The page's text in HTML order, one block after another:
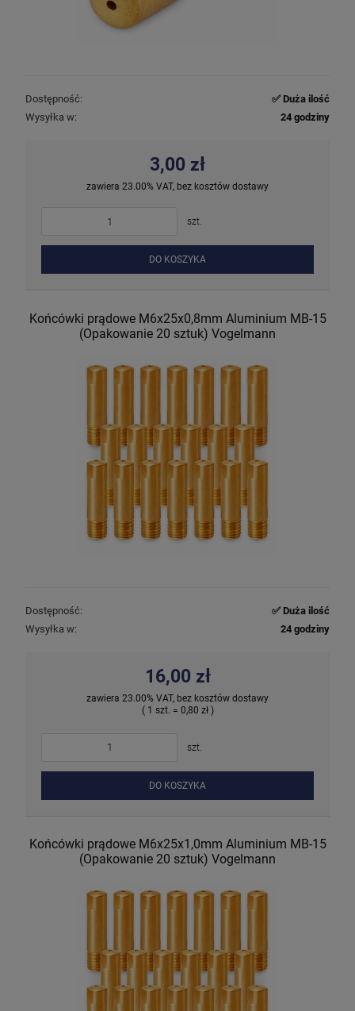
Dostępność:
✅ Duża ilość
Wysyłka w:
24 godziny
3,00 zł
zawiera 23.00% VAT, bez kosztów dostawy
szt.
DO KOSZYKA
Końcówki prądowe M6x25x0,8mm Aluminium MB-15
(Opakowanie 20 sztuk) Vogelmann
Dostępność:
✅ Duża ilość
Wysyłka w:
24 godziny
16,00 zł
zawiera 23.00% VAT, bez kosztów dostawy
( 1 szt. = 0,80 zł )
szt.
DO KOSZYKA
Końcówki prądowe M6x25x1,0mm Aluminium MB-15
(Opakowanie 20 sztuk) Vogelmann